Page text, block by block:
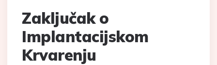
Zaključak o
Implantacijskom
Krvarenju